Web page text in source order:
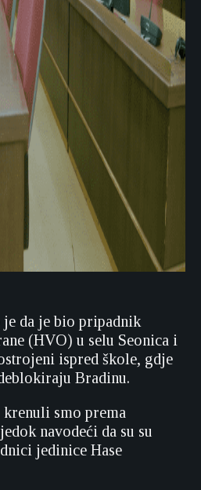
da je bio pripadnik
(HVO) u selu Seonica i
ispred škole, gdje
Bradinu.
krenuli smo prema
navodeći da su su
jedinice Hase